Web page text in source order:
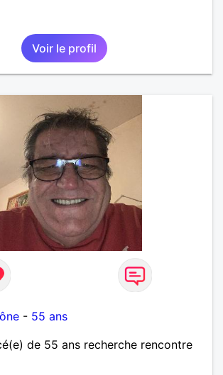
Voir le profil
- 55 ans
de 55 ans recherche rencontre